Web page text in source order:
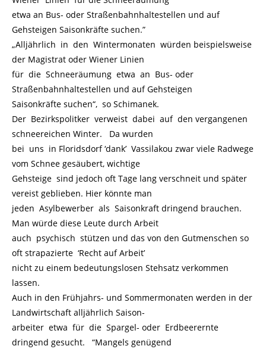
etwa an Bus- oder Straßenbahnhaltestellen und auf
Gehsteigen Saisonkräfte suchen.”
„Alljährlich in den Wintermonaten würden beispielsweise
der Magistrat oder Wiener Linien
für die Schneeräumung etwa an Bus- oder
Straßenbahnhaltestellen und auf Gehsteigen
Saisonkräfte suchen“, so Schimanek.
Der Bezirkspolitker verweist dabei auf den vergangenen
schneereichen Winter. Da wurden
bei uns in Floridsdorf ‘dank’ Vassilakou zwar viele Radwege
vom Schnee gesäubert, wichtige
Gehsteige sind jedoch oft Tage lang verschneit und später
vereist geblieben. Hier könnte man
jeden Asylbewerber als Saisonkraft dringend brauchen.
Man würde diese Leute durch Arbeit
auch psychisch stützen und das von den Gutmenschen so
oft strapazierte ‘Recht auf Arbeit’
nicht zu einem bedeutungslosen Stehsatz verkommen
lassen.
Auch in den Frühjahrs- und Sommermonaten werden in der
Landwirtschaft alljährlich Saison-
arbeiter etwa für die Spargel- oder Erdbeerernte
dringend gesucht. “Mangels genügend